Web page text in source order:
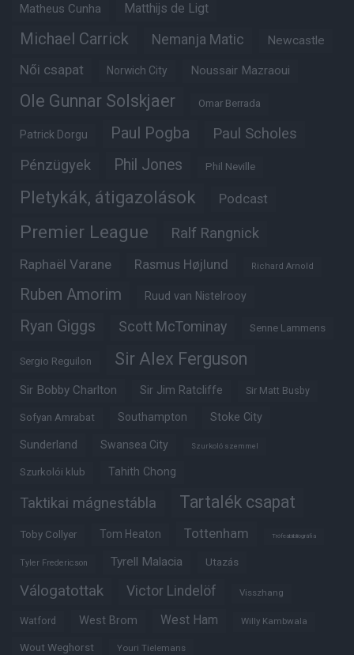
Matheus Cunha Matthijs de Ligt
Michael Carrick Nemanja Matic Newcastle
Női csapat Norwich City Noussair Mazraoui
Ole Gunnar Solskjaer Omar Berrada
Patrick Dorgu Paul Pogba Paul Scholes
Pénzügyek Phil Jones Phil Neville
Pletykák, átigazolások Podcast
Premier League Ralf Rangnick
Raphaël Varane Rasmus Højlund Richard Arnold
Ruben Amorim Ruud van Nistelrooy
Ryan Giggs Scott McTominay Senne Lammens
Sergio Reguilon Sir Alex Ferguson
Sir Bobby Charlton Sir Jim Ratcliffe Sir Matt Busby
Sofyan Amrabat Southampton Stoke City
Sunderland Swansea City Szurkoló szemmel
Szurkolói klub Tahith Chong
Taktikai mágnestábla Tartalék csapat
Toby Collyer Tom Heaton Tottenham Trófeabibliográfia
Tyler Fredericson Tyrell Malacia Utazás
Válogatottak Victor Lindelöf Visszhang
Watford West Brom West Ham Willy Kambwala
Wout Weghorst Youri Tielemans